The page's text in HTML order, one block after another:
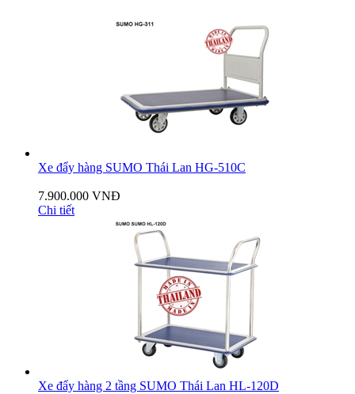
Xe đẩy hàng SUMO Thái Lan HG-510C
7.900.000 VNĐ
Chi tiết
Xe đẩy hàng 2 tầng SUMO Thái Lan HL-120D